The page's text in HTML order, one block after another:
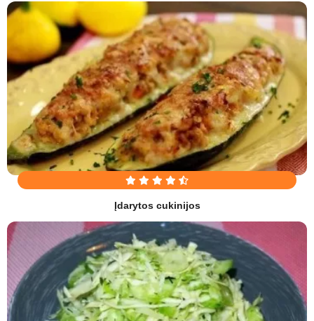
Įdarytos cukinijos